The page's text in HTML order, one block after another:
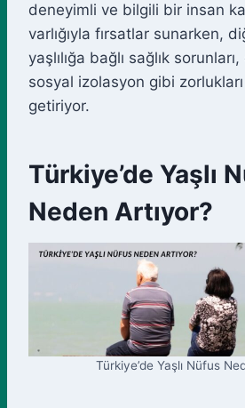
deneyimli ve bilgili bir insan
varlığıyla fırsatlar sunarken,
yaşlılığa bağlı sağlık
sosyal izolasyon gibi
getiriyor.
Türkiye’de Yaşlı
Neden Artıyor?
Türkiye’de Yaşlı Nüfus